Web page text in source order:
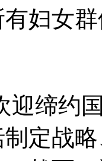
妇女
迎缔约
定战